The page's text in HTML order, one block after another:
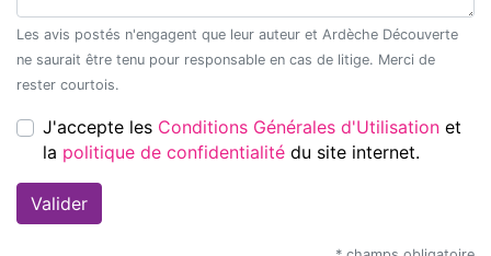
Les avis postés n'engagent que leur auteur et Ardèche Découverte
ne saurait être tenu pour responsable en cas de litige. Merci de
rester courtois.
J'accepte les Conditions Générales d'Utilisation et
la
politique de confidentialité du site internet.